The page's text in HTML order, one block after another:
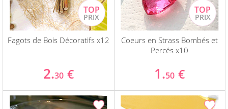
Fagots de Bois Décoratifs x12
2.30 €
Coeurs en Strass Bombés et
Percés x10
1.50 €